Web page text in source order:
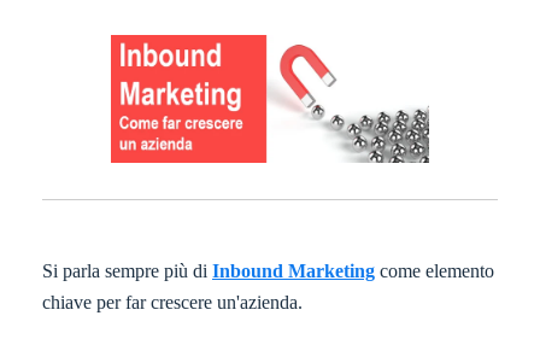
Si parla sempre più di Inbound Marketing come elemento
chiave per far crescere un'azienda.